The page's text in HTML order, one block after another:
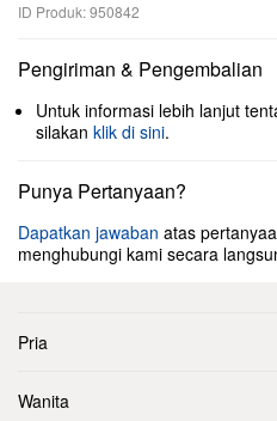
ID Produk: 950842
Pengiriman & Pengembalian
Untuk informasi lebih lanjut
silakan klik di sini.
Punya Pertanyaan?
Dapatkan jawaban atas
menghubungi kami secara
Pria
Wanita